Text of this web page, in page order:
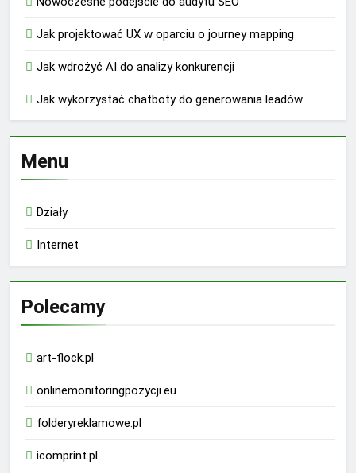
Jak projektować UX w oparciu o journey mapping
Jak wdrożyć AI do analizy konkurencji
Jak wykorzystać chatboty do generowania leadów
Menu
Działy
Internet
Polecamy
art-flock.pl
onlinemonitoringpozycji.eu
folderyreklamowe.pl
icomprint.pl